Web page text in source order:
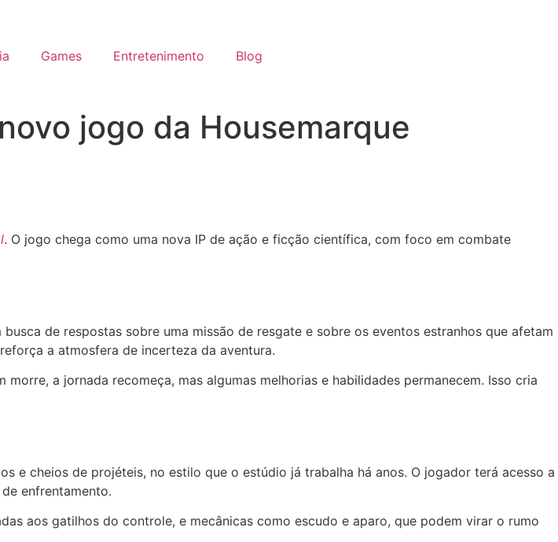
Games Entretenimento Blog
jogo da Housemarque
. O jogo chega como uma nova IP de ação e ficção científica, com foco em combate
de respostas sobre uma missão de resgate e sobre os eventos estranhos que afetam
a atmosfera de incerteza da aventura.
a jornada recomeça, mas algumas melhorias e habilidades permanecem. Isso cria
e cheios de projéteis, no estilo que o estúdio já trabalha há anos. O jogador terá acesso a
enfrentamento.
aos gatilhos do controle, e mecânicas como escudo e aparo, que podem virar o rumo